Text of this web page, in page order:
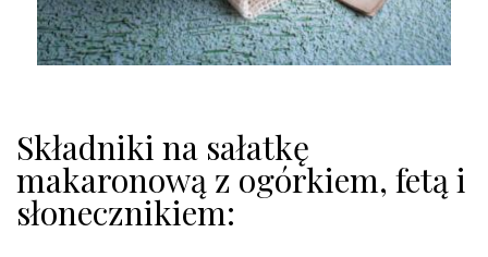
Składniki na sałatkę
makaronową z ogórkiem, fetą i
słonecznikiem: